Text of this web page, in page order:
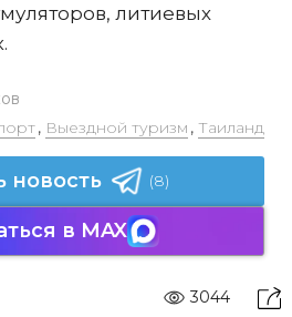
литиевых
, Выездной туризм , Таиланд
новость (8)
в MAX
3044